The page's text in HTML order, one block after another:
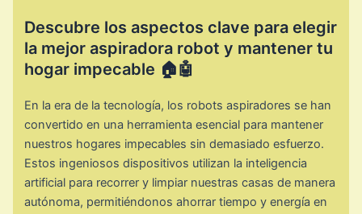
Descubre los aspectos clave para elegir
la mejor aspiradora robot y mantener tu
hogar impecable 🏠🤖
En la era de la tecnología, los robots aspiradores se han
convertido en una herramienta esencial para mantener
nuestros hogares impecables sin demasiado esfuerzo.
Estos ingeniosos dispositivos utilizan la inteligencia
artificial para recorrer y limpiar nuestras casas de manera
autónoma, permitiéndonos ahorrar tiempo y energía en